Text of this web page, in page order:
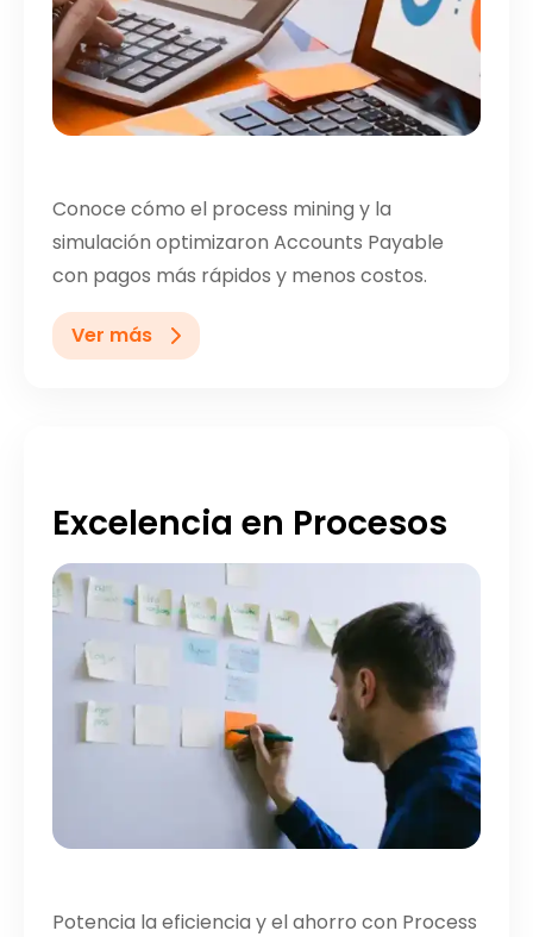
Conoce cómo el process mining y la
simulación optimizaron Accounts Payable
con pagos más rápidos y menos costos.
Ver más
Excelencia en Procesos
Potencia la eficiencia y el ahorro con Process